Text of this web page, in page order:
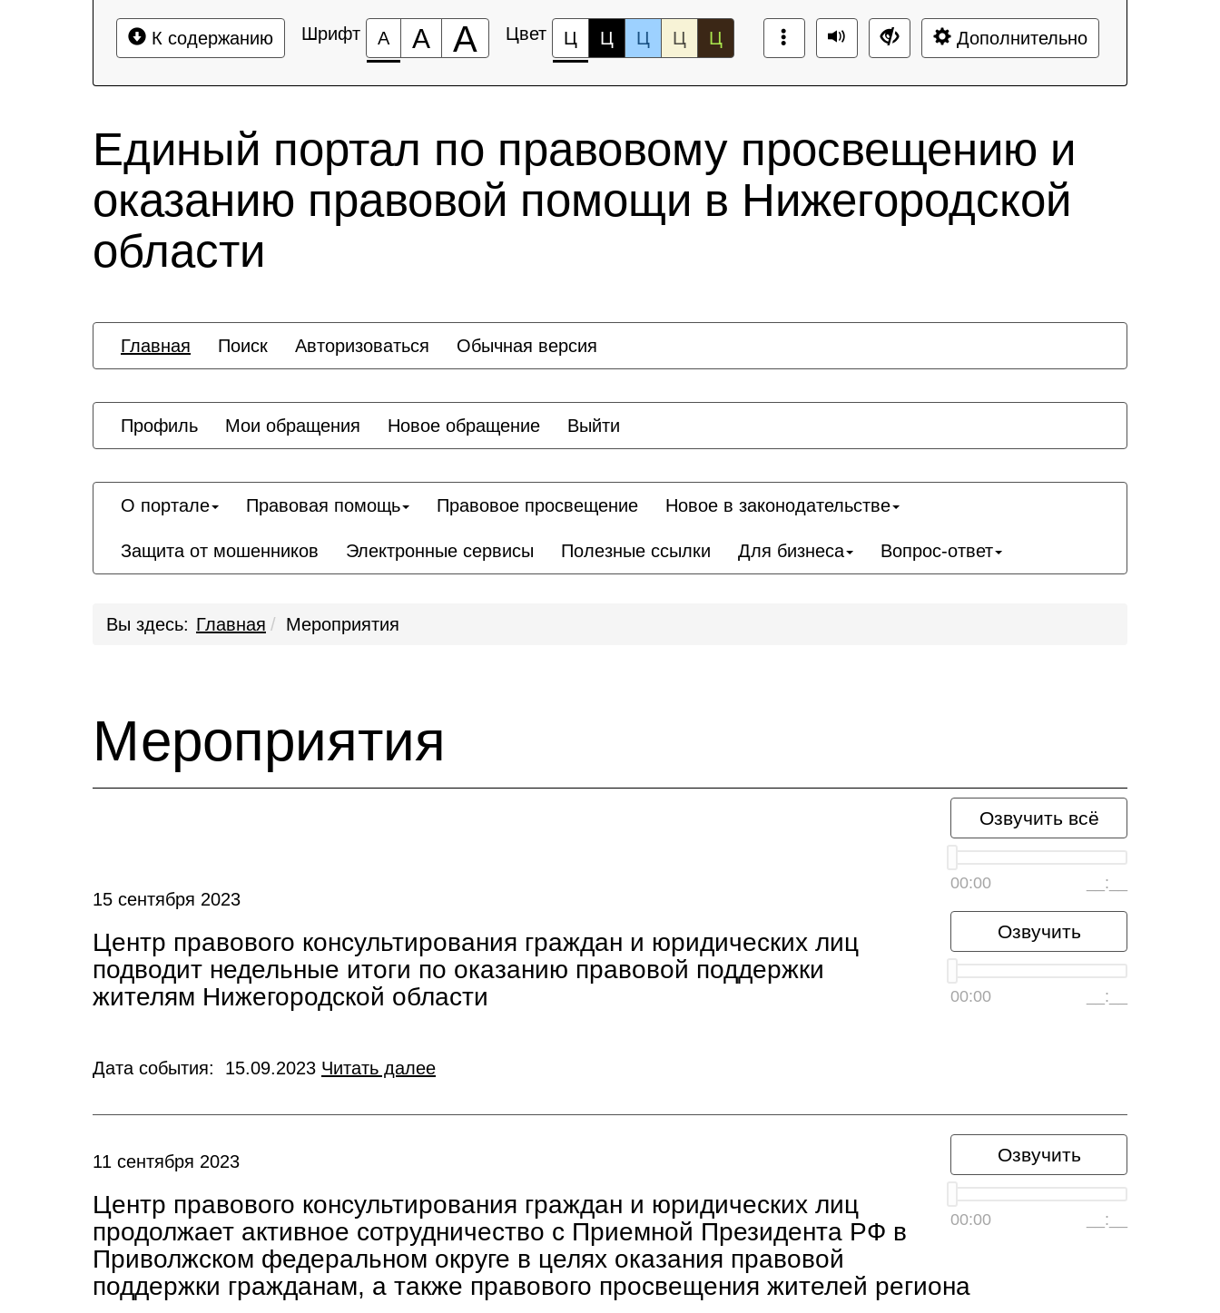
К содержанию Шрифт А А А Цвет Ц Ц Ц Ц Ц Дополнительно
Единый портал по правовому просвещению и
оказанию правовой помощи в Нижегородской
области
Главная Поиск Авторизоваться Обычная версия
Профиль Мои обращения Новое обращение Выйти
О портале Правовая помощь Правовое просвещение Новое в законодательстве
Защита от мошенников Электронные сервисы Полезные ссылки Для бизнеса Вопрос-ответ
Вы здесь: Главная Мероприятия
Мероприятия
Озвучить всё
00:00 __:__
Озвучить
00:00 __:__
15 сентября 2023
Центр правового консультирования граждан и юридических лиц
подводит недельные итоги по оказанию правовой поддержки
жителям Нижегородской области
Дата события: 15.09.2023 Читать далее
Озвучить
00:00 __:__
11 сентября 2023
Центр правового консультирования граждан и юридических лиц
продолжает активное сотрудничество с Приемной Президента РФ в
Приволжском федеральном округе в целях оказания правовой
поддержки гражданам, а также правового просвещения жителей региона